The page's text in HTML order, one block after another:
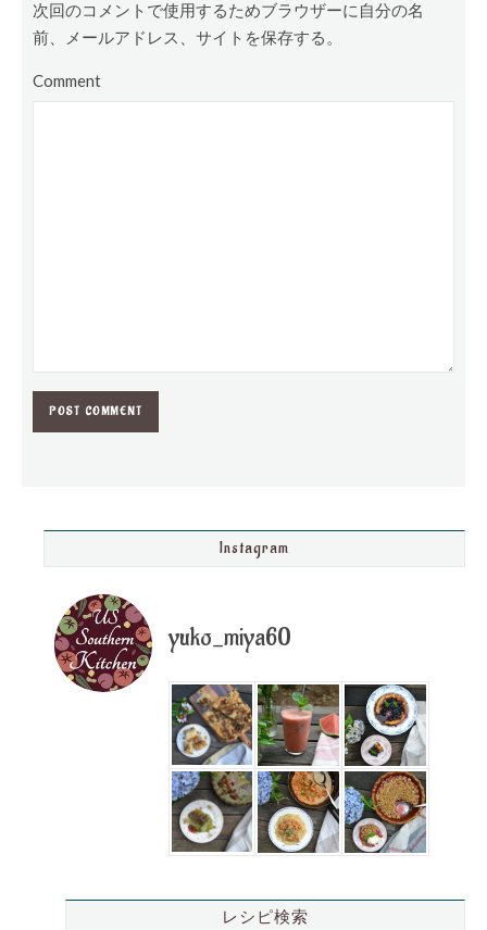
次回のコメントで使用するためブラウザーに自分の名
前、メールアドレス、サイトを保存する。
Comment
Instagram
yuko_miya60
レシピ検索